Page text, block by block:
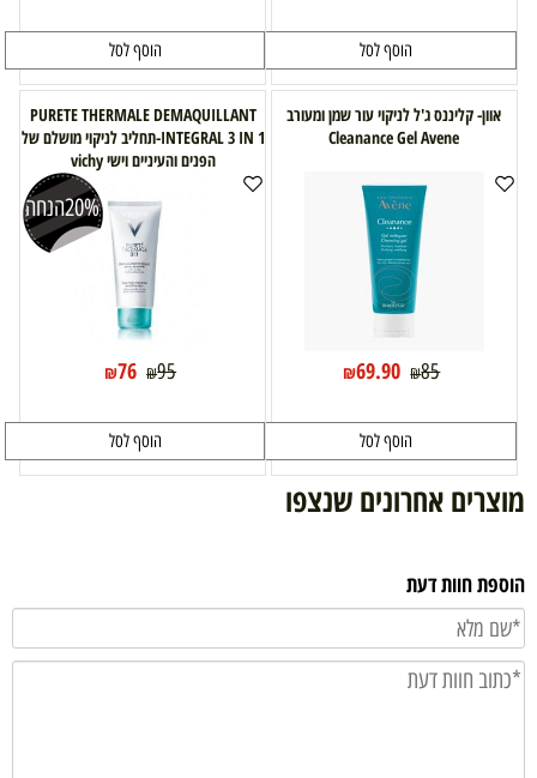
הוסף לסל הוסף לסל
אוון- קליננס ג'ל לניקוי עור שמן ומעורב
Cleanance Gel Avene
₪85
₪69.90
הוסף לסל
PURETE THERMALE DEMAQUILLANT
INTEGRAL 3 IN 1-תחליב לניקוי מושלם של
הפנים והעיניים וישי vichy
20%הנחה
₪95
₪76
הוסף לסל
מוצרים אחרונים שנצפו
הוספת חוות דעת